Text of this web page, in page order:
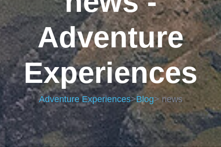
Adventure
Experiences
Adventure Experiences>Blog> news